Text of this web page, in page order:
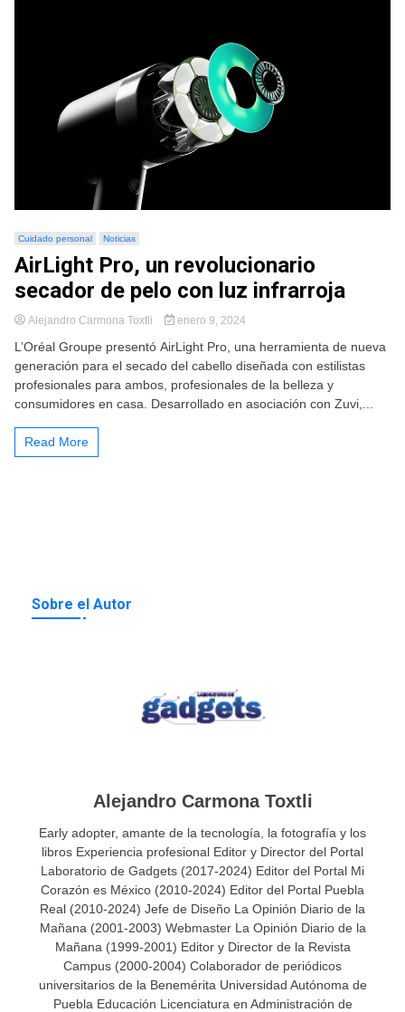
Cuidado personal Noticias
AirLight Pro, un revolucionario
secador de pelo con luz infrarroja
Alejandro Carmona Toxtli enero 9, 2024
L’Oréal Groupe presentó AirLight Pro, una herramienta de nueva
generación para el secado del cabello diseñada con estilistas
profesionales para ambos, profesionales de la belleza y
consumidores en casa. Desarrollado en asociación con Zuvi,...
Read More
Sobre el Autor
Alejandro Carmona Toxtli
Early adopter, amante de la tecnología, la fotografía y los
libros Experiencia profesional Editor y Director del Portal
Laboratorio de Gadgets (2017-2024) Editor del Portal Mi
Corazón es México (2010-2024) Editor del Portal Puebla
Real (2010-2024) Jefe de Diseño La Opinión Diario de la
Mañana (2001-2003) Webmaster La Opinión Diario de la
Mañana (1999-2001) Editor y Director de la Revista
Campus (2000-2004) Colaborador de periódicos
universitarios de la Benemérita Universidad Autónoma de
Puebla Educación Licenciatura en Administración de